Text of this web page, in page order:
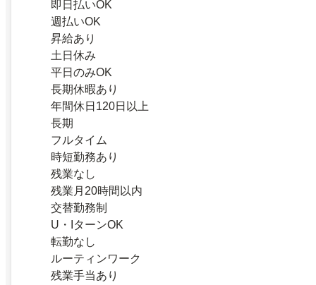
即日払いOK
週払いOK
昇給あり
土日休み
平日のみOK
長期休暇あり
年間休日120日以上
長期
フルタイム
時短勤務あり
残業なし
残業月20時間以内
交替勤務制
U・IターンOK
転勤なし
ルーティンワーク
残業手当あり